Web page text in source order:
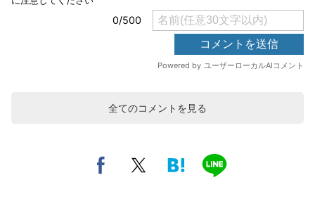
全てのコメントを見る